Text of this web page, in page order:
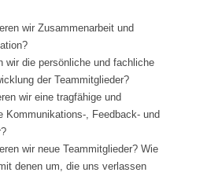
wir Zusammenarbeit und
wir die persönliche und fachliche
der Teammitglieder?
wir eine tragfähige und
Kommunikations-, Feedback- und
wir neue Teammitglieder? Wie
denen um, die uns verlassen